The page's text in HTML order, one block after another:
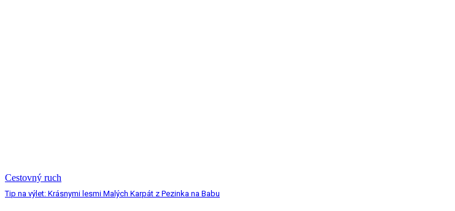
Cestovný ruch
Tip na výlet: Krásnymi lesmi Malých Karpát z Pezinka na Babu